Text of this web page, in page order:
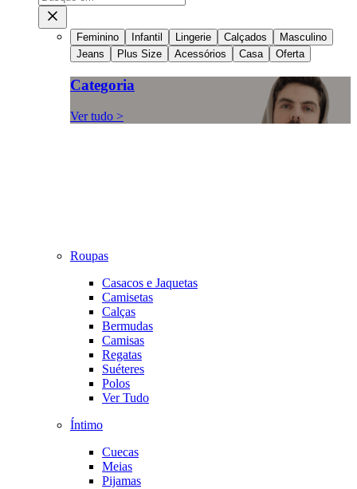
Feminino Infantil Lingerie Calçados
Masculino
Jeans
Plus Size Acessórios Casa Oferta
Categoria
Ver tudo >
Roupas
Casacos e Jaquetas
Camisetas
Calças
Bermudas
Camisas
Regatas
Suéteres
Polos
Ver Tudo
Íntimo
Cuecas
Meias
Pijamas